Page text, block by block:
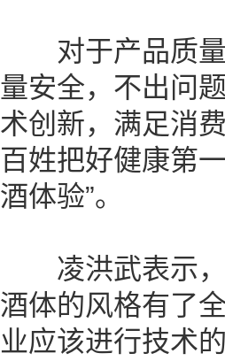
对于产品质量
量安全，不出问
术创新，满足消
百姓把好健康第
酒体验”。
凌洪武表示，
酒体的风格有了
业应该进行技术